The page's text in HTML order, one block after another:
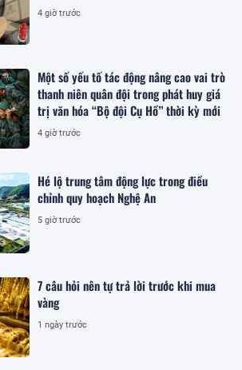
4 giờ trước
Một số yếu tố tác động nâng cao vai trò
thanh niên quân đội trong phát huy giá
trị văn hóa “Bộ đội Cụ Hồ” thời kỳ mới
4 giờ trước
Hé lộ trung tâm động lực trong điều
chỉnh quy hoạch Nghệ An
5 giờ trước
7 câu hỏi nên tự trả lời trước khi mua
vàng
1 ngày trước